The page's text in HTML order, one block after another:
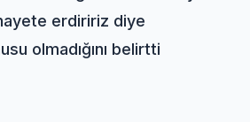
erdiririz diye
olmadığını belirtti